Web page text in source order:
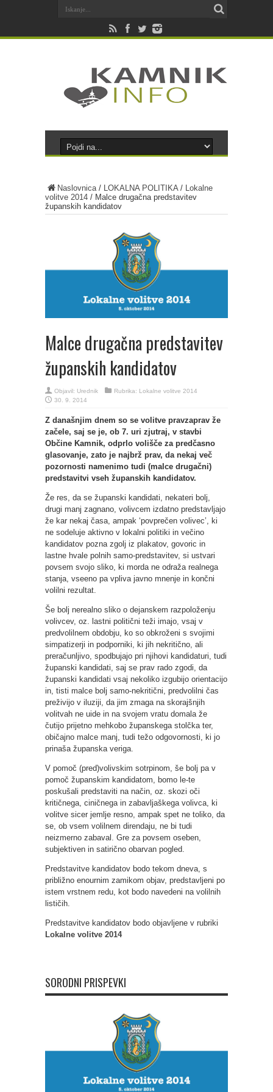
Naslovnica/ LOKALNA POLITIKA/ Lokalne
volitve 2014 / Malce drugačna predstavitev
županskih kandidatov
Malce drugačna predstavitev
županskih kandidatov
Objavil: Urednik Rubrika: Lokalne volitve 2014
30. 9. 2014
Z današnjim dnem so se volitve pravzaprav že
začele, saj se je, ob 7. uri zjutraj, v stavbi
Občine Kamnik, odprlo volišče za predčasno
glasovanje, zato je najbrž prav, da nekaj več
pozornosti namenimo tudi (malce drugačni)
predstavitvi vseh županskih kandidatov.
Že res, da se županski kandidati, nekateri bolj,
drugi manj zagnano, volivcem izdatno predstavljajo
že kar nekaj časa, ampak ‘povprečen volivec’, ki
ne sodeluje aktivno v lokalni politiki in večino
kandidatov pozna zgolj iz plakatov, govoric in
lastne hvale polnih samo-predstavitev, si ustvari
povsem svojo sliko, ki morda ne odraža realnega
stanja, vseeno pa vpliva javno mnenje in končni
volilni rezultat.
Še bolj nerealno sliko o dejanskem razpoloženju
volivcev, oz. lastni politični teži imajo, vsaj v
predvolilnem obdobju, ko so obkroženi s svojimi
simpatizerji in podporniki, ki jih nekritično, ali
preračunljivo, spodbujajo pri njihovi kandidaturi, tudi
županski kandidati, saj se prav rado zgodi, da
županski kandidati vsaj nekoliko izgubijo orientacijo
in, tisti malce bolj samo-nekritični, predvolilni čas
preživijo v iluziji, da jim zmaga na skorajšnjih
volitvah ne uide in na svojem vratu domala že
čutijo prijetno mehkobo županskega stolčka ter,
običajno malce manj, tudi težo odgovornosti, ki jo
prinaša županska veriga.
V pomoč (pred)volivskim sotrpinom, še bolj pa v
pomoč županskim kandidatom, bomo le-te
poskušali predstaviti na način, oz. skozi oči
kritičnega, ciničnega in zabavljaškega volivca, ki
volitve sicer jemlje resno, ampak spet ne toliko, da
se, ob vsem volilnem direndaju, ne bi tudi
neizmerno zabaval. Gre za povsem oseben,
subjektiven in satirično obarvan pogled.
Predstavitve kandidatov bodo tekom dneva, s
približno enournim zamikom objav, predstavljeni po
istem vrstnem redu, kot bodo navedeni na volilnih
lističih.
Predstavitve kandidatov bodo objavljene v rubriki
Lokalne volitve 2014
SORODNI PRISPEVKI